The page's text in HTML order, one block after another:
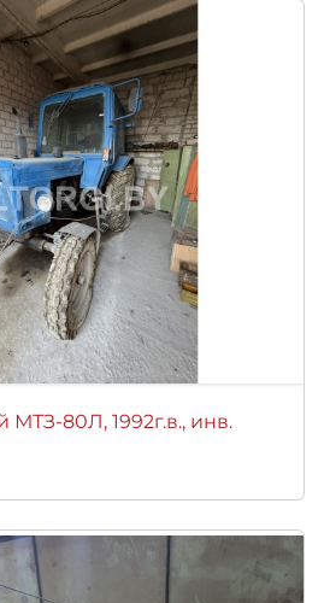
МТЗ-80Л, 1992г.в., инв.